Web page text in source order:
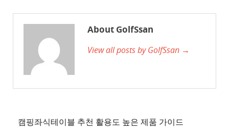
추
사
About GolfSsan
View all posts by GolfSsan →
캠핑좌식테이블 추천 활용도 높은 제품 가이드